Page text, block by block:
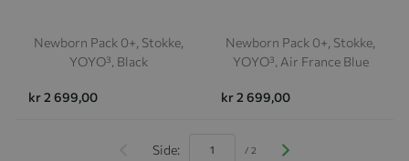
Newborn Pack 0+, Stokke,
YOYO³, Black
kr 2 699,00
Newborn Pack 0+, Stokke,
YOYO³, Air France Blue
kr 2 699,00
Side: / 2